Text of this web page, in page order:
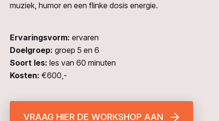
muziek, humor en een flinke dosis energie.
Ervaringsvorm: ervaren
Doelgroep: groep 5 en 6
Soort les: les van 60 minuten
Kosten: €600,-
VRAAG HIER DE WORKSHOP AAN